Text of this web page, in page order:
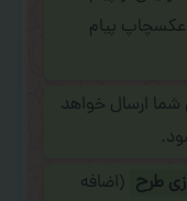
عکسچاپ پیام
شما ارسال خواهد
طرح (اضافه